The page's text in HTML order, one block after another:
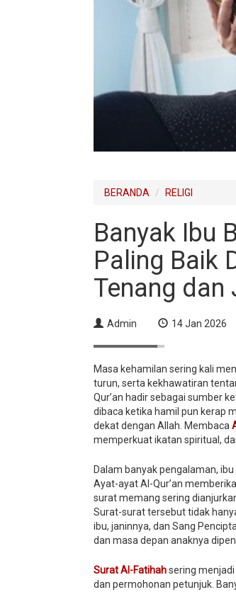
BERANDA RELIGI
Banyak Ibu
Paling Baik
Tenang dan
Admin 14 Jan 2026
Masa kehamilan sering kali
turun, serta kekhawatiran
Qur’an hadir sebagai sumber
dibaca ketika hamil pun kerap
dekat dengan Allah. Membaca
memperkuat ikatan spiritual,
Dalam banyak pengalaman,
Ayat-ayat Al-Qur’an
surat memang sering
Surat-surat tersebut tidak
ibu, janinnya, dan Sang
dan masa depan anaknya
Surat Al-Fatihahsering
dan permohonan petunjuk.